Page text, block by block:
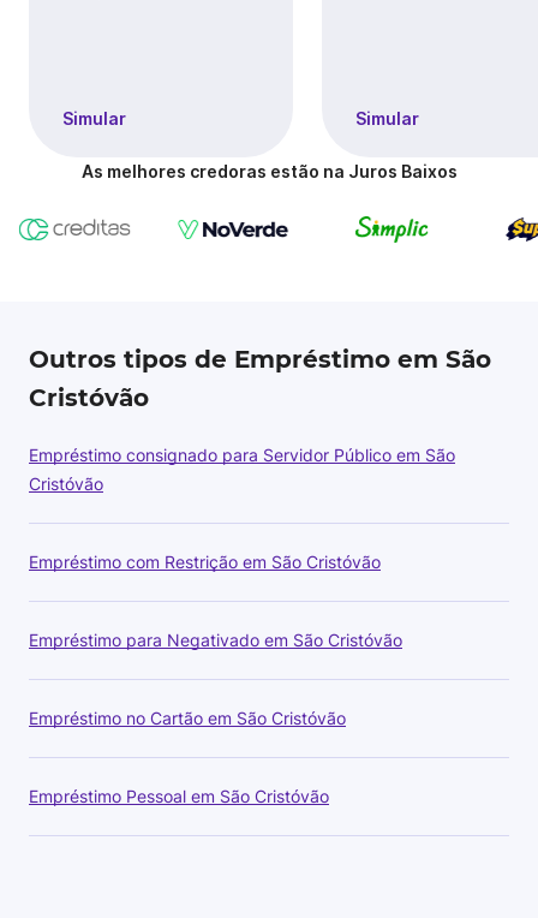
Simular Simular
As melhores credoras estão na Juros Baixos
Outros tipos de Empréstimo em São
Cristóvão
Empréstimo consignado para Servidor Público em São
Cristóvão
Empréstimo com Restrição em São Cristóvão
Empréstimo para Negativado em São Cristóvão
Empréstimo no Cartão em São Cristóvão
Empréstimo Pessoal em São Cristóvão